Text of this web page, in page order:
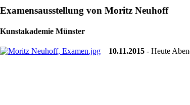
Examensausstellung von Moritz Neuhoff
Kunstakademie Münster
10.11.2015 - Heute